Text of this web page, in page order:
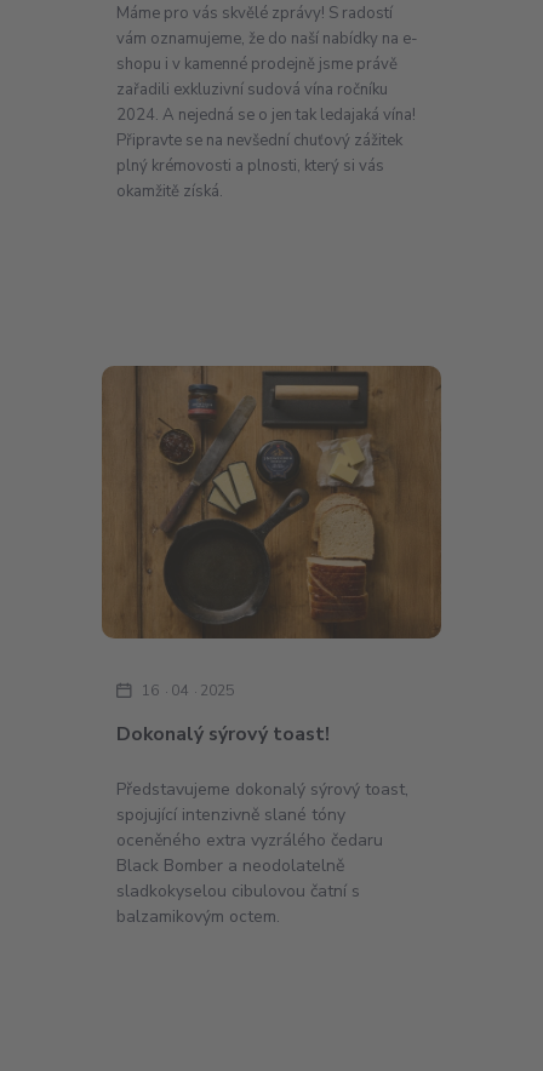
Máme pro vás skvělé zprávy! S radostí
vám oznamujeme, že do naší nabídky na e-
shopu i v kamenné prodejně jsme právě
zařadili exkluzivní sudová vína ročníku
2024. A nejedná se o jen tak ledajaká vína!
Připravte se na nevšední chuťový zážitek
plný krémovosti a plnosti, který si vás
okamžitě získá.
Dokonalý sýrový toast!
16 04 2025
Představujeme dokonalý sýrový toast,
spojující intenzivně slané tóny
oceněného extra vyzrálého čedaru
Black Bomber a neodolatelně
sladkokyselou cibulovou čatní s
balzamikovým octem.